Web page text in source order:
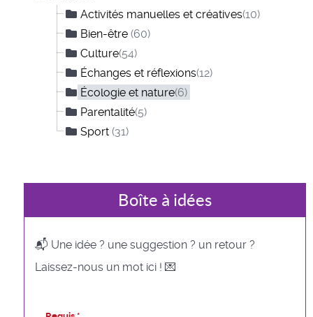
Activités manuelles et créatives(10)
Bien-être (60)
Culture(54)
Échanges et réflexions(12)
Écologie et nature(6)
Parentalité(5)
Sport (31)
Boîte à idées
📬 Une idée ? une suggestion ? un retour ?
Laissez-nous un mot ici ! 💌